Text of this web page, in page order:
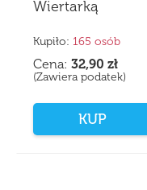
Wiertarką
Kupiło: 165 osób
Cena: 32,90 zł
(Zawiera podatek)
KUP